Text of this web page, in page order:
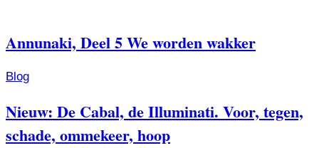
Annunaki, Deel 5 We worden wakker
Blog
Nieuw: De Cabal, de Illuminati. Voor, tegen,
schade, ommekeer, hoop